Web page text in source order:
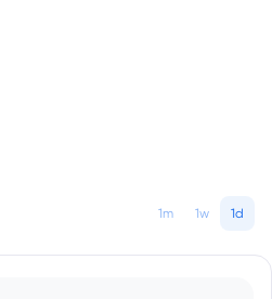
1d
1w
1m